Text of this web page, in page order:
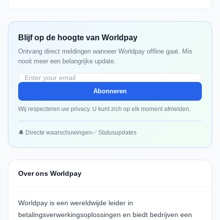
Blijf op de hoogte van Worldpay
Ontvang direct meldingen wanneer Worldpay offline gaat. Mis
nooit meer een belangrijke update.
Abonneren
Wij respecteren uw privacy. U kunt zich op elk moment afmelden.
🔔 Directe waarschuwingen✅ Statusupdates
Over ons Worldpay
Worldpay is een wereldwijde leider in
betalingsverwerkingsoplossingen en biedt bedrijven een